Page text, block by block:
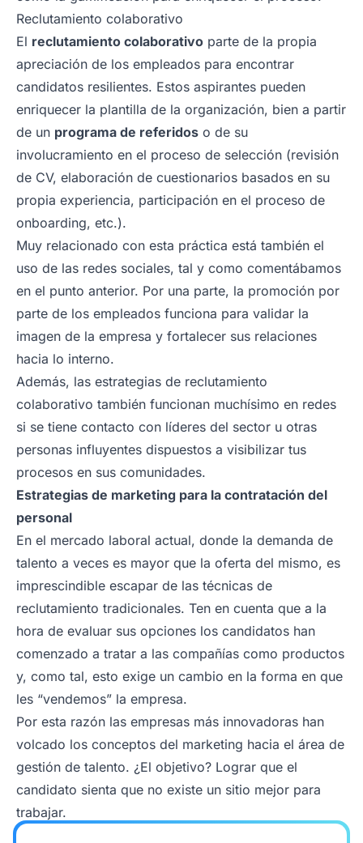
Reclutamiento colaborativo
El reclutamiento colaborativo parte de la propia
apreciación de los empleados para encontrar
candidatos resilientes. Estos aspirantes pueden
enriquecer la plantilla de la organización, bien a partir
de un programa de referidos o de su
involucramiento en el proceso de selección (revisión
de CV, elaboración de cuestionarios basados en su
propia experiencia, participación en el proceso de
onboarding, etc.).
Muy relacionado con esta práctica está también el
uso de las redes sociales, tal y como comentábamos
en el punto anterior. Por una parte, la promoción por
parte de los empleados funciona para validar la
imagen de la empresa y fortalecer sus relaciones
hacia lo interno.
Además, las estrategias de reclutamiento
colaborativo también funcionan muchísimo en redes
si se tiene contacto con líderes del sector u otras
personas influyentes dispuestos a visibilizar tus
procesos en sus comunidades.
Estrategias de marketing para la contratación del
personal
En el mercado laboral actual, donde la demanda de
talento a veces es mayor que la oferta del mismo, es
imprescindible escapar de las técnicas de
reclutamiento tradicionales. Ten en cuenta que a la
hora de evaluar sus opciones los candidatos han
comenzado a tratar a las compañías como productos
y, como tal, esto exige un cambio en la forma en que
les “vendemos” la empresa.
Por esta razón las empresas más innovadoras han
volcado los conceptos del marketing hacia el área de
gestión de talento. ¿El objetivo? Lograr que el
candidato sienta que no existe un sitio mejor para
trabajar.